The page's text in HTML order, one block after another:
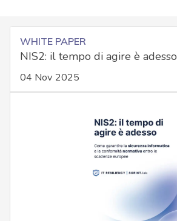
WHITE PAPER
NIS2: il tempo di agire è adesso
04 Nov 2025